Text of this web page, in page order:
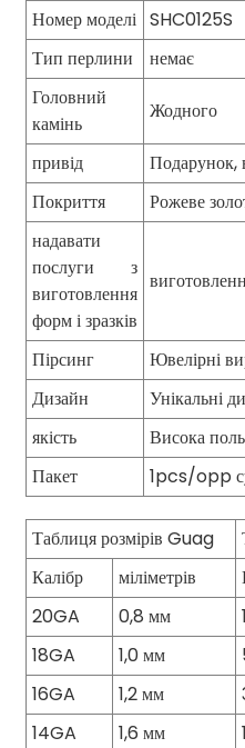
Номер моделі SHC0125S
Тип перлини
немає
Головний
камінь
Жодного
привід
Подарунок,
Покриття
Рожеве
надавати
послуги з
виготовлення
форм і зразків
Пірсинг
Ювелірні
Дизайн
Унікальні
якість
Висока
Пакет
1pcs/opp
Таблиця розмірів Guag
Калібр
міліметрів
20GA
0,8 мм
18GA
1,0 мм
16GA
1,2 мм
14GA
1,6 мм